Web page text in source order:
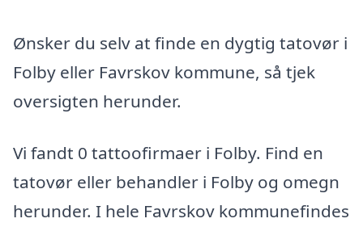
Ønsker du selv at finde en dygtig tatovør i
Folby eller Favrskov kommune, så tjek
oversigten herunder.
Vi fandt 0 tattoofirmaer i Folby. Find en
tatovør eller behandler i Folby og omegn
herunder. I hele Favrskov kommunefindes